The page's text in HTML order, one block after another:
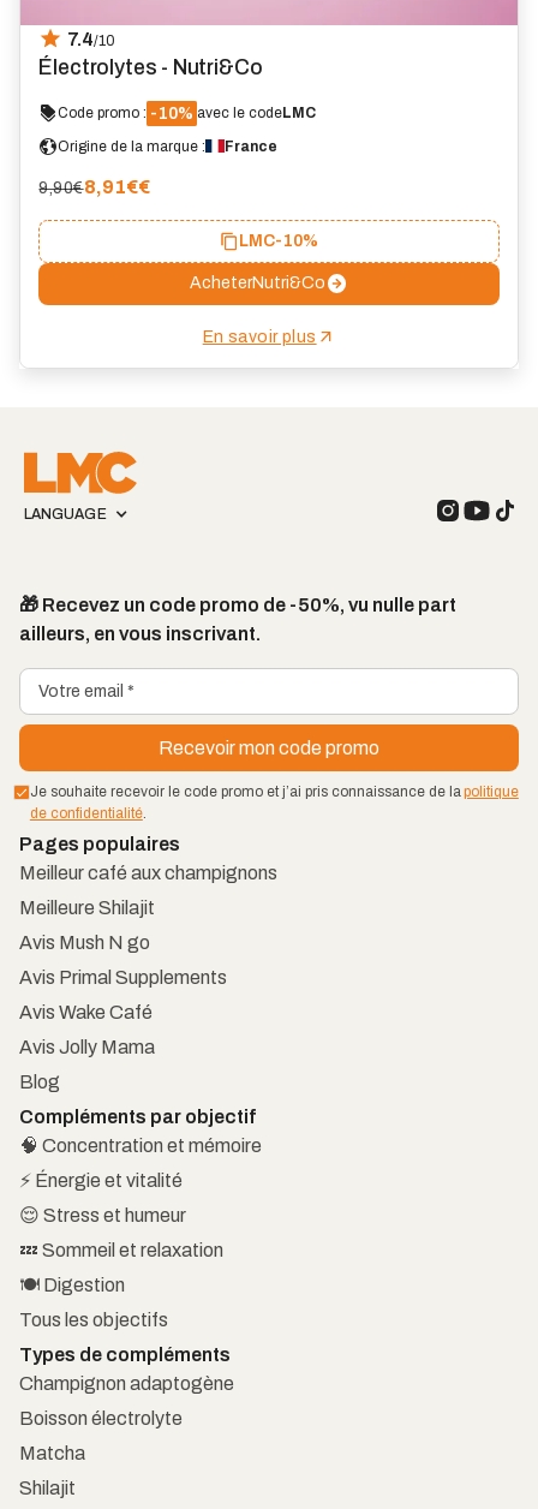
7.4/10
Électrolytes - Nutri&Co
Code promo : -10% avec le codeLMC
Origine de la marque :
France
9,90€8,91€€
LMC-10%
AcheterNutri&Co
En savoir plus
LANGUAGE
🎁 Recevez un code promo de -50%, vu nulle part
ailleurs, en vous inscrivant.
Je souhaite recevoir le code promo et j’ai pris connaissance de la politique
de confidentialité.
Pages populaires
Meilleur café aux champignons
Meilleure Shilajit
Avis Mush N go
Avis Primal Supplements
Avis Wake Café
Avis Jolly Mama
Blog
Compléments par objectif
🧠 Concentration et mémoire
⚡ Énergie et vitalité
😌 Stress et humeur
💤 Sommeil et relaxation
🍽️ Digestion
Tous les objectifs
Types de compléments
Champignon adaptogène
Boisson électrolyte
Matcha
Shilajit